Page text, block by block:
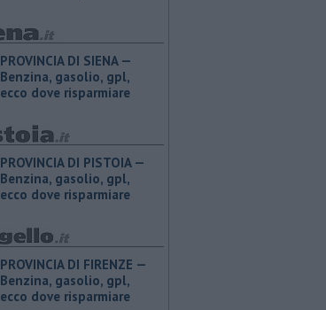
PROVINCIA DI SIENA — ​
Benzina, gasolio, gpl,
ecco dove risparmiare
PROVINCIA DI PISTOIA — ​
Benzina, gasolio, gpl,
ecco dove risparmiare
PROVINCIA DI FIRENZE — ​
Benzina, gasolio, gpl,
ecco dove risparmiare